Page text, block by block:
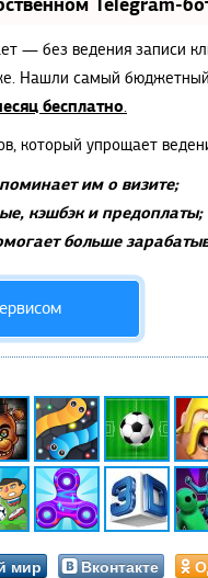
— без ведения записи
Нашли самый
бесплатно.
который упрощает
им о визите;
кэшбэк и предоплаты;
больше
мир Вконтакте